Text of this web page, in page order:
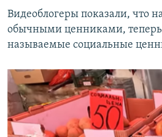
Видеоблогеры показали, что
обычными ценниками, теперь
называемые социальные